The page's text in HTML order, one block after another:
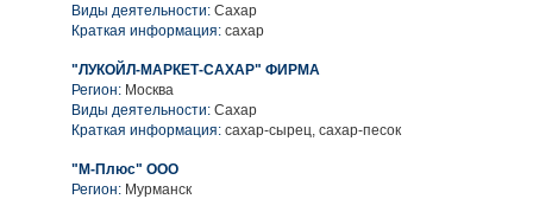
Виды деятельности: Сахар
Краткая информация: сахар
"ЛУКОЙЛ-МАРКЕТ-САХАР" ФИРМА
Регион: Москва
Виды деятельности: Сахар
Краткая информация: сахар-сырец, сахар-песок
"М-Плюс" ООО
Регион: Мурманск